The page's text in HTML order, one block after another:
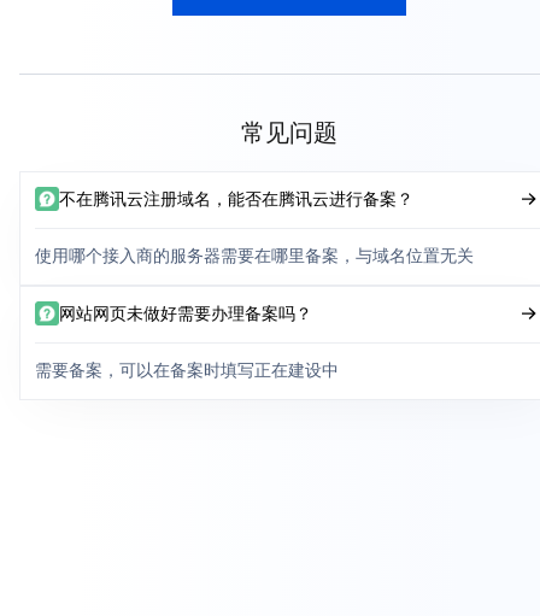
常见问题
不在腾讯云注册域名，能否在腾讯云进行备案？
使用哪个接入商的服务器需要在哪里备案，与域名位置无关
网站网页未做好需要办理备案吗？
需要备案，可以在备案时填写正在建设中